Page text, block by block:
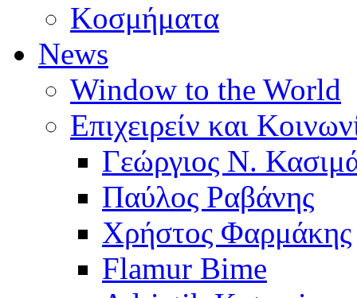
Κοσμήματα
News
Window to the World
Επιχειρείν και
Γεώργιος Ν.
Παύλος Ραβάνης
Χρήστος Φαρμάκης
Flamur Bime